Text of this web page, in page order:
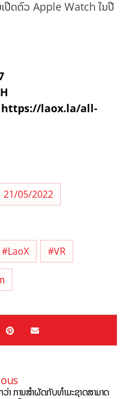
ປີດຕົວ Apple Watch ໃນປີ
https://laox.la/all-
21/05/2022
#LaoX #VR
າ ການສຳຜັດກັບທຳມະຊາດສາມາດ